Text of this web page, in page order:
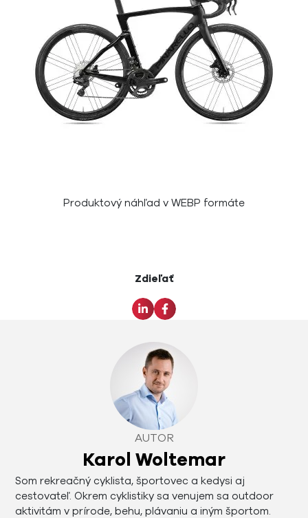
Produktový náhľad v WEBP formáte
Zdieľať
AUTOR
Karol Woltemar
Som rekreačný cyklista, športovec a kedysi aj
cestovateľ. Okrem cyklistiky sa venujem sa outdoor
aktivitám v prírode, behu, plávaniu a iným športom.